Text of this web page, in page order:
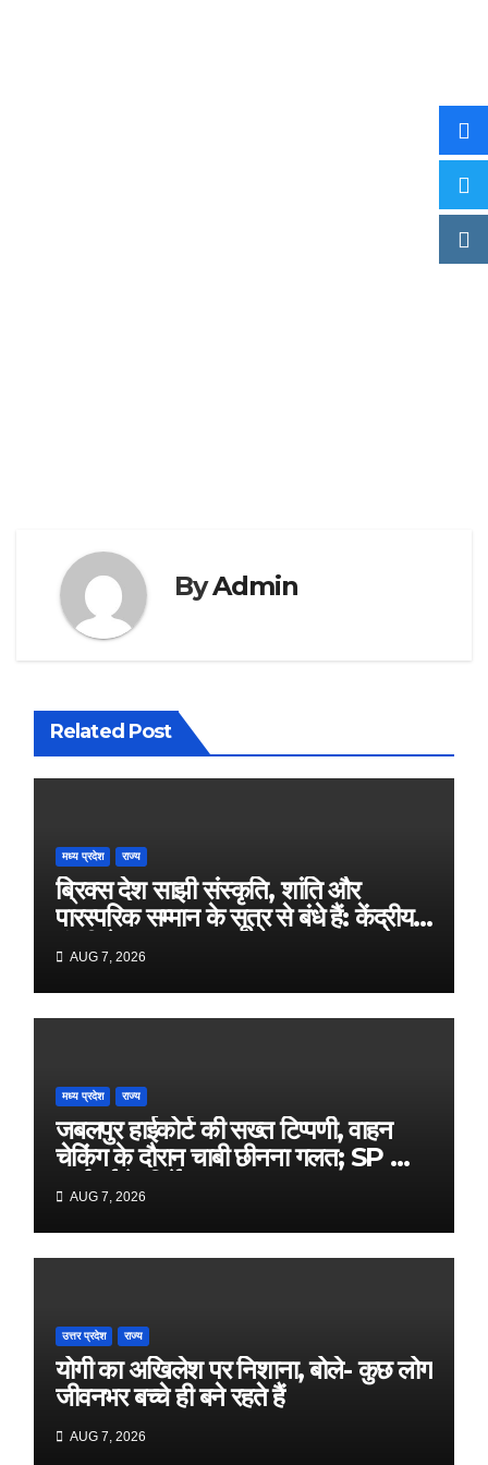
ByAdmin
Related Post
मध्य प्रदेश राज्य
ब्रिक्स देश साझी संस्कृति, शांति और
पारस्परिक सम्मान के सूत्र से बंधे हैं: केंद्रीय
मंत्री शेखावत
AUG 7, 2026
मध्य प्रदेश राज्य
जबलपुर हाईकोर्ट की सख्त टिप्पणी, वाहन
चेकिंग के दौरान चाबी छीनना गलत; SP को
कार्रवाई के निर्देश
AUG 7, 2026
उत्तर प्रदेश राज्य
योगी का अखिलेश पर निशाना, बोले- कुछ लोग
जीवनभर बच्चे ही बने रहते हैं
AUG 7, 2026